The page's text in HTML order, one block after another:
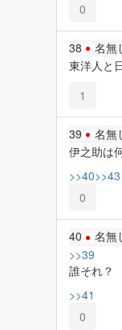
0
38 名無
東洋人と
1
39 名無
伊之助は
>>40>>43
0
40 名無
>>39
誰それ？
>>41
0